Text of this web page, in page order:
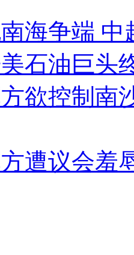
海争端
石油巨头
欲控制南
遭议会羞